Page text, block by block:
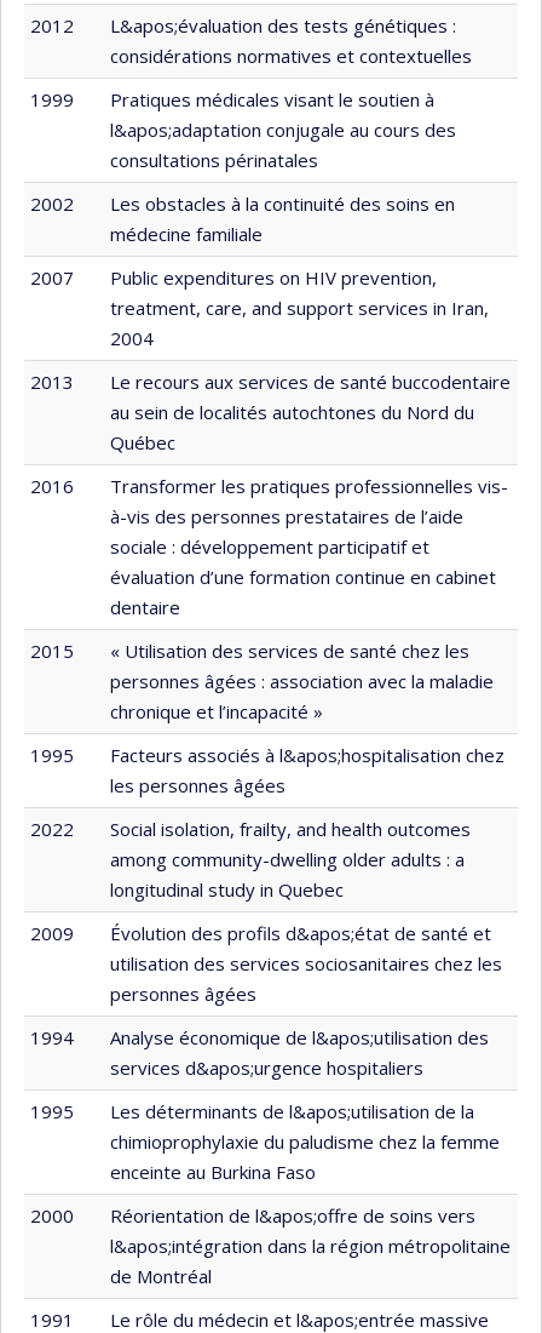
2012
L&apos;évaluation des tests génétiques :
considérations normatives et contextuelles
1999
Pratiques médicales visant le soutien à
l&apos;adaptation conjugale au cours des
consultations périnatales
2002
Les obstacles à la continuité des soins en
médecine familiale
2007
Public expenditures on HIV prevention,
treatment, care, and support services in Iran,
2004
2013
Le recours aux services de santé buccodentaire
au sein de localités autochtones du Nord du
Québec
2016
Transformer les pratiques professionnelles vis-
à-vis des personnes prestataires de l’aide
sociale : développement participatif et
évaluation d’une formation continue en cabinet
dentaire
2015
« Utilisation des services de santé chez les
personnes âgées : association avec la maladie
chronique et l’incapacité »
1995
Facteurs associés à l&apos;hospitalisation chez
les personnes âgées
2022
Social isolation, frailty, and health outcomes
among community-dwelling older adults : a
longitudinal study in Quebec
2009
Évolution des profils d&apos;état de santé et
utilisation des services sociosanitaires chez les
personnes âgées
1994
Analyse économique de l&apos;utilisation des
services d&apos;urgence hospitaliers
1995
Les déterminants de l&apos;utilisation de la
chimioprophylaxie du paludisme chez la femme
enceinte au Burkina Faso
2000
Réorientation de l&apos;offre de soins vers
l&apos;intégration dans la région métropolitaine
de Montréal
1991
Le rôle du médecin et l&apos;entrée massive